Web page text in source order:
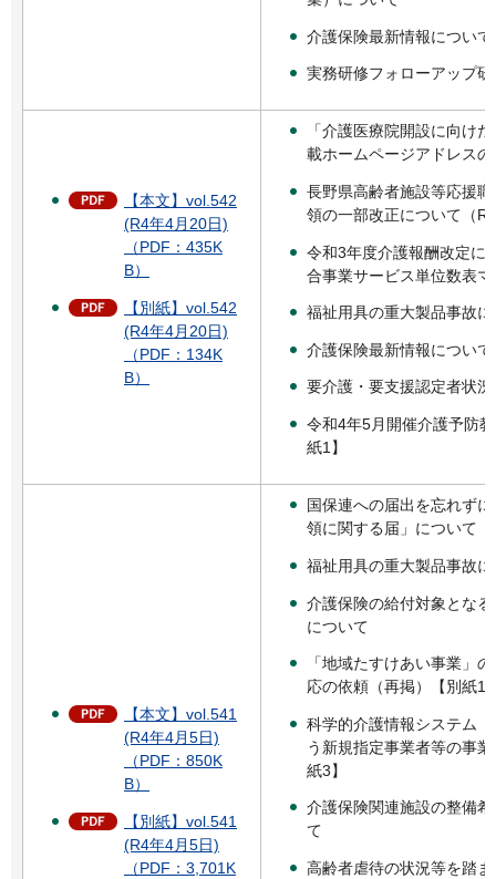
介護保険最新情報について
実務研修フォローアップ
【本文】vol.542
(R4年4月20日)
（PDF：435K
B）
【別紙】vol.542
(R4年4月20日)
（PDF：134K
B）
「介護医療院開設に向け
載ホームページアドレス
長野県高齢者施設等応援
領の一部改正について（
令和3年度介護報酬改定に
合事業サービス単位数表
福祉用具の重大製品事故
介護保険最新情報について
要介護・要支援認定者状
令和4年5月開催介護予防
紙1】
【本文】vol.541
(R4年4月5日)
（PDF：850K
B）
【別紙】vol.541
(R4年4月5日)
（PDF：3,701K
国保連への届出を忘れず
領に関する届」について
福祉用具の重大製品事故
介護保険の給付対象とな
について
「地域たすけあい事業」
応の依頼（再掲）【別紙1
科学的介護情報システム
う新規指定事業者等の事
紙3】
介護保険関連施設の整備
て
高齢者虐待の状況等を踏